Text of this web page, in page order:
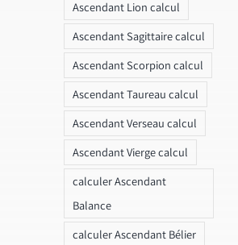
Ascendant Lion calcul
Ascendant Sagittaire calcul
Ascendant Scorpion calcul
Ascendant Taureau calcul
Ascendant Verseau calcul
Ascendant Vierge calcul
calculer Ascendant
Balance
calculer Ascendant Bélier